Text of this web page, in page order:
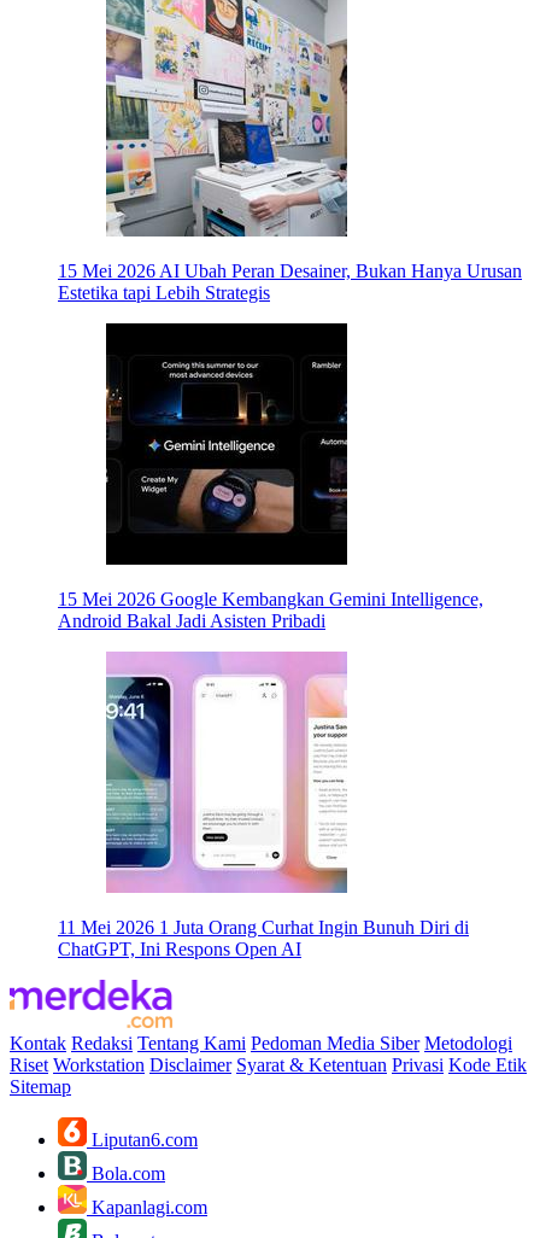
15 Mei 2026 AI Ubah Peran Desainer, Bukan Hanya Urusan
Estetika tapi Lebih Strategis
15 Mei 2026 Google Kembangkan Gemini Intelligence,
Android Bakal Jadi Asisten Pribadi
11 Mei 2026 1 Juta Orang Curhat Ingin Bunuh Diri di
ChatGPT, Ini Respons Open AI
Kontak Redaksi Tentang Kami Pedoman Media Siber Metodologi
Riset Workstation Disclaimer Syarat & Ketentuan Privasi Kode Etik
Sitemap
Liputan6.com
Bola.com
Kapanlagi.com